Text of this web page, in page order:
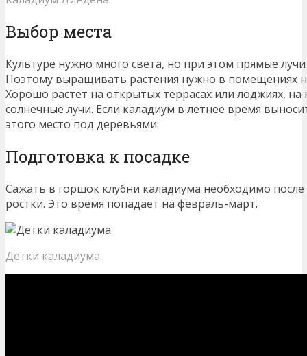
Выбор места
Культуре нужно много света, но при этом прямые
Поэтому выращивать растения нужно в помещениях
Хорошо растет на открытых террасах или лоджиях,
солнечные лучи. Если каладиум в летнее время
этого место под деревьями.
Подготовка к посадке
Сажать в горшок клубни каладиума необходимо после
ростки. Это время попадает на февраль-март.
Детки каладиума